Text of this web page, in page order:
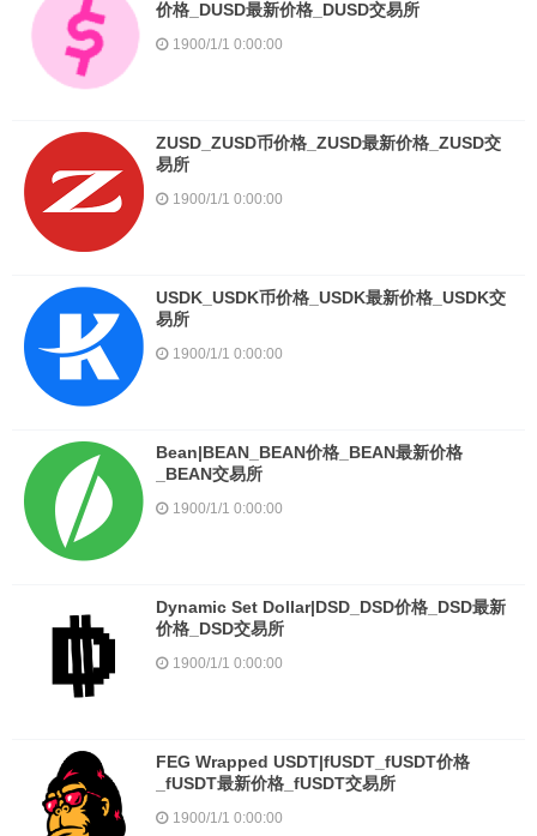
价格_DUSD最新价格_DUSD交易所
1900/1/1 0:00:00
ZUSD_ZUSD币价格_ZUSD最新价格_ZUSD交
易所
1900/1/1 0:00:00
USDK_USDK币价格_USDK最新价格_USDK交
易所
1900/1/1 0:00:00
Bean|BEAN_BEAN价格_BEAN最新价格
_BEAN交易所
1900/1/1 0:00:00
Dynamic Set Dollar|DSD_DSD价格_DSD最新
价格_DSD交易所
1900/1/1 0:00:00
FEG Wrapped USDT|fUSDT_fUSDT价格
_fUSDT最新价格_fUSDT交易所
1900/1/1 0:00:00